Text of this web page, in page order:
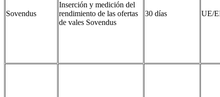
Sovendus
Inserción y medición del
rendimiento de las ofertas
de vales Sovendus
30 días UE/